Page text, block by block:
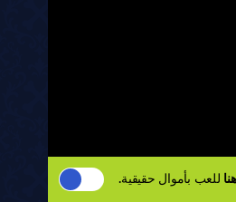
للعب بأموال حقيقية.